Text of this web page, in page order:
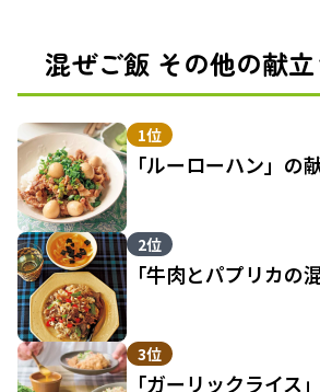
混ぜご飯 その他の献
1位
「ルーローハン」の
2位
「牛肉とパプリカの
3位
「ガーリックライス